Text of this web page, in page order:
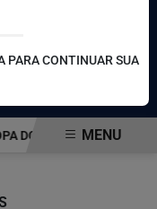
DO BRASIL EM ABERTO
MENU
PARA CONTINUAR SUA